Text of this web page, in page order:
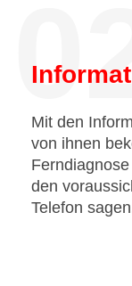
Mit den
von ihnen
den
Telefon